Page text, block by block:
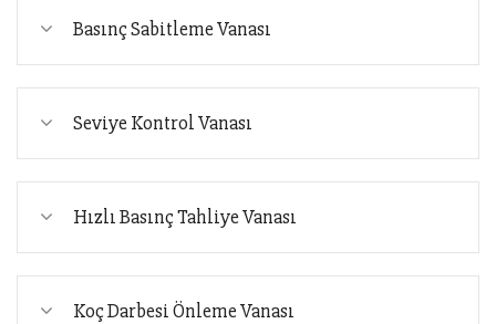
Basınç Sabitleme Vanası
Seviye Kontrol Vanası
Hızlı Basınç Tahliye Vanası
Koç Darbesi Önleme Vanası